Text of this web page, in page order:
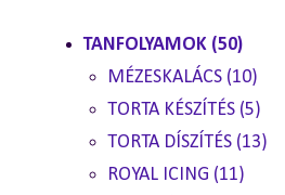
TANFOLYAMOK (50)
MÉZESKALÁCS (10)
TORTA KÉSZÍTÉS (5)
TORTA DÍSZÍTÉS (13)
ROYAL ICING (11)